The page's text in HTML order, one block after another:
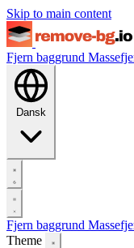
Skip to main content
Fjern baggrund
Dansk
Fjern baggrund
Theme